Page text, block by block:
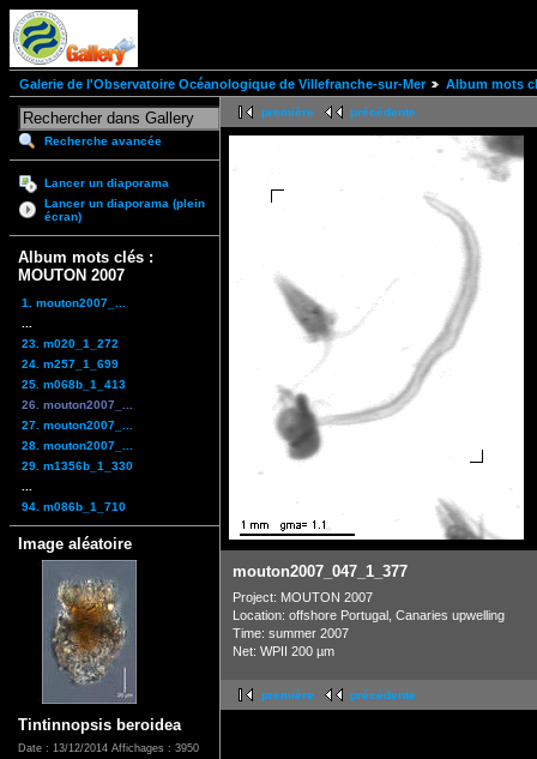
Galerie de l'Observatoire Océanologique de Villefranche-sur-Mer Album mots
Recherche avancée
Lancer un diaporama
Lancer un diaporama (plein
écran)
Album mots clés :
MOUTON 2007
1. mouton2007_...
23. m020_1_272
24. m257_1_699
25. m068b_1_413
26. mouton2007_...
27. mouton2007_...
28. mouton2007_...
29. m1356b_1_330
94. m086b_1_710
Image aléatoire
Tintinnopsis beroidea
Date : 13/12/2014 Affichages : 3950
première précédente
mouton2007_047_1_377
Project: MOUTON 2007
Location: offshore Portugal, Canaries upwelling
Time: summer 2007
Net: WPII 200 µm
première précédente